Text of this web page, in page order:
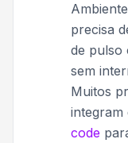
precisa
de pulso
sem
Muitos
integram
code